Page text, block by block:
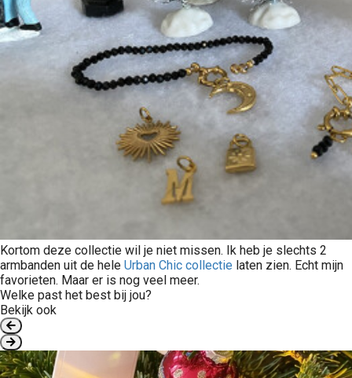
Kortom deze collectie wil je niet missen. Ik heb je slechts 2
armbanden uit de hele Urban Chic collectie laten zien. Echt mijn
favorieten. Maar er is nog veel meer.
Welke past het best bij jou?
Bekijk ook